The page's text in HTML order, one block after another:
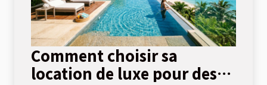
Comment choisir sa
location de luxe pour des